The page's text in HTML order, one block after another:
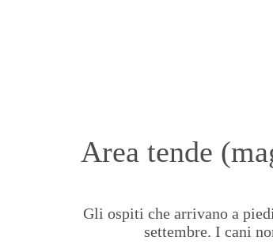
Area tende
Gli ospiti che arrivano a
settembre. I cani